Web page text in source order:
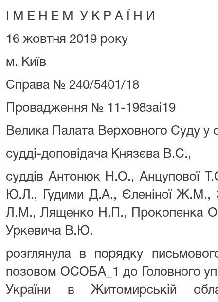
І М Е Н Е М У К Р А Ї Н И
16 жовтня 2019 року
м. Київ
Справа № 240/5401/18
Провадження № 11-198заі19
Велика Палата Верховного Суду у
судді-доповідача Князєва В.С.,
суддів Антонюк Н.О., Анцупової
Ю.Л., Гудими Д.А., Єленіної Ж.М.,
Л.М., Лященко Н.П., Прокопенка
Уркевича В.Ю.
розглянула в порядку
позовом ОСОБА_1 до Головного
України в Житомирській